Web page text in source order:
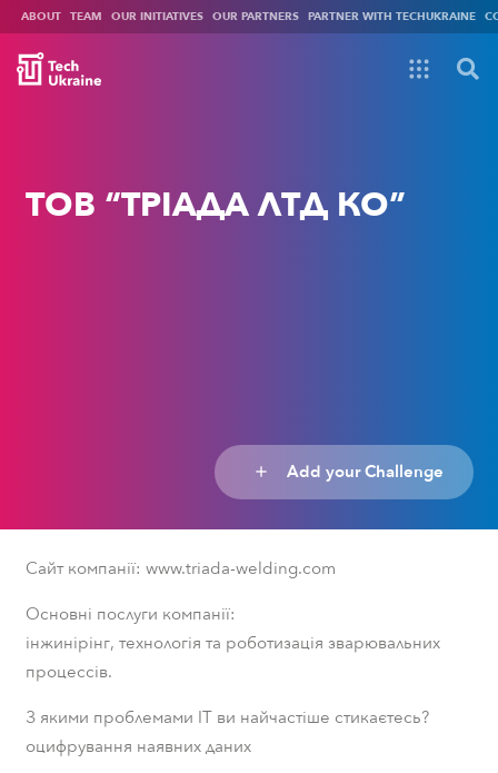
ABOUT TEAM OUR INITIATIVES OUR PARTNERS PARTNER WITH TECHUKRAINE
ТОВ “ТРІАДА ЛТД КО”
add Add your Challenge
Сайт компанії: www.triada-welding.com
Основні послуги компанії:
інжинірінг, технологія та роботизація зварювальних
процессів.
З якими проблемами ІТ ви найчастіше стикаєтесь?
оцифрування наявних даних